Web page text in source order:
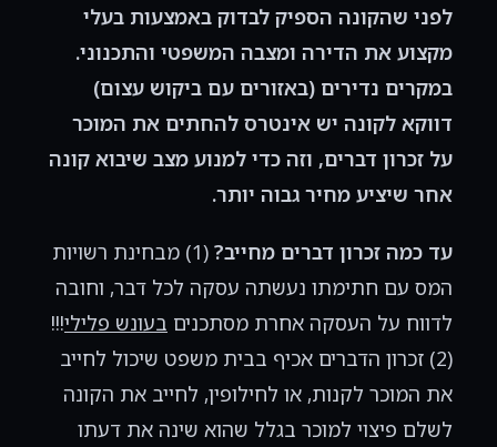
לפני שהקונה הספיק לבדוק באמצעות בעלי
מקצוע את הדירה ומצבה המשפטי והתכנוני.
במקרים נדירים (באזורים עם ביקוש עצום)
דווקא לקונה יש אינטרס להחתים את המוכר
על זכרון דברים, וזה כדי למנוע מצב שיבוא קונה
אחר שיציע מחיר גבוה יותר.
עד כמה זכרון דברים מחייב?
(1) מבחינת רשויות
המס עם חתימתו נעשתה עסקה לכל דבר, וחובה
לדווח על העסקה אחרת מסתכנים בעונש פלילי!!!
(2) זכרון הדברים אכיף בבית משפט שיכול לחייב
את המוכר לקנות, או לחילופין, לחייב את הקונה
לשלם פיצוי למוכר בגלל שהוא שינה את דעתו